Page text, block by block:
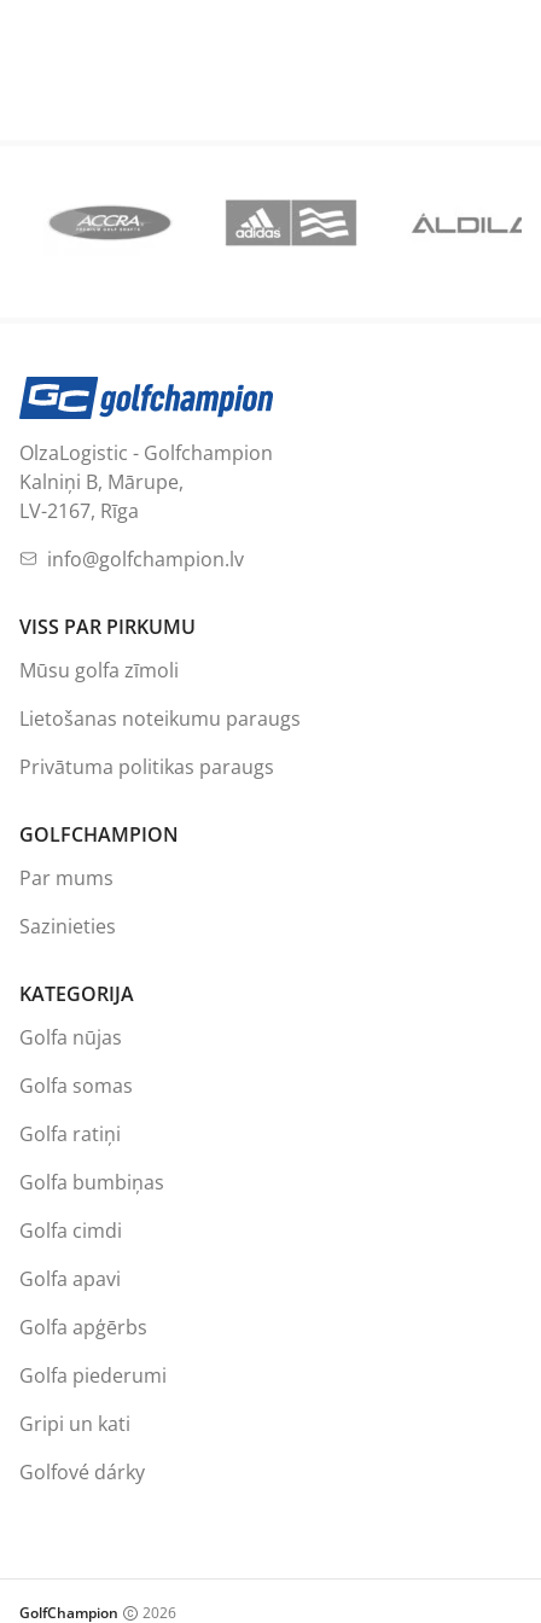
OlzaLogistic - Golfchampion
Kalniņi B, Mārupe,
LV-2167, Rīga
info@golfchampion.lv
VISS PAR PIRKUMU
Mūsu golfa zīmoli
Lietošanas noteikumu paraugs
Privātuma politikas paraugs
GOLFCHAMPION
Par mums
Sazinieties
KATEGORIJA
Golfa nūjas
Golfa somas
Golfa ratiņi
Golfa bumbiņas
Golfa cimdi
Golfa apavi
Golfa apģērbs
Golfa piederumi
Gripi un kati
Golfové dárky
GolfChampion 2026